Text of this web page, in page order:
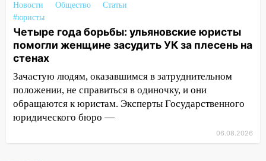
14:26
В Ульяновске ограничат движение
по улице Ефремова
14:23 67% ульяновцев готовы
передумать увольняться, если им
14:01 Инсценировали ДТП и получили
более 4,6 миллиона рублей: перед
судом предстанет банда
Новости Общество
Статьи
#юристы
Четыре года борьбы: ульяновские юристы
помогли женщине засудить УК за плесень на
стенах
Зачастую людям, оказавшимся в затруднительном
положении, не справиться в одиночку, и они
обращаются к юристам. Эксперты Государственного
юридического бюро —
06.08.2026